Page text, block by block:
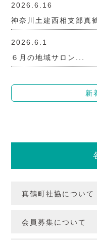
2026.6.16
神奈川土建西相支部真
2026.6.1
６月の地域サロン...
新
真鶴町社協について
会員募集について